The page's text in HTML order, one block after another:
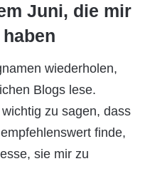
Juni, die mir
wiederholen,
Blogs lese.
zu sagen, dass
finde,
sie mir zu